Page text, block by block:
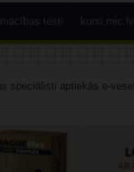
testi kursi.mic.lv
speciālisti aptiekās e-